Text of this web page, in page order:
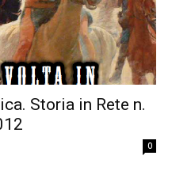
Storia in Rete n.
0